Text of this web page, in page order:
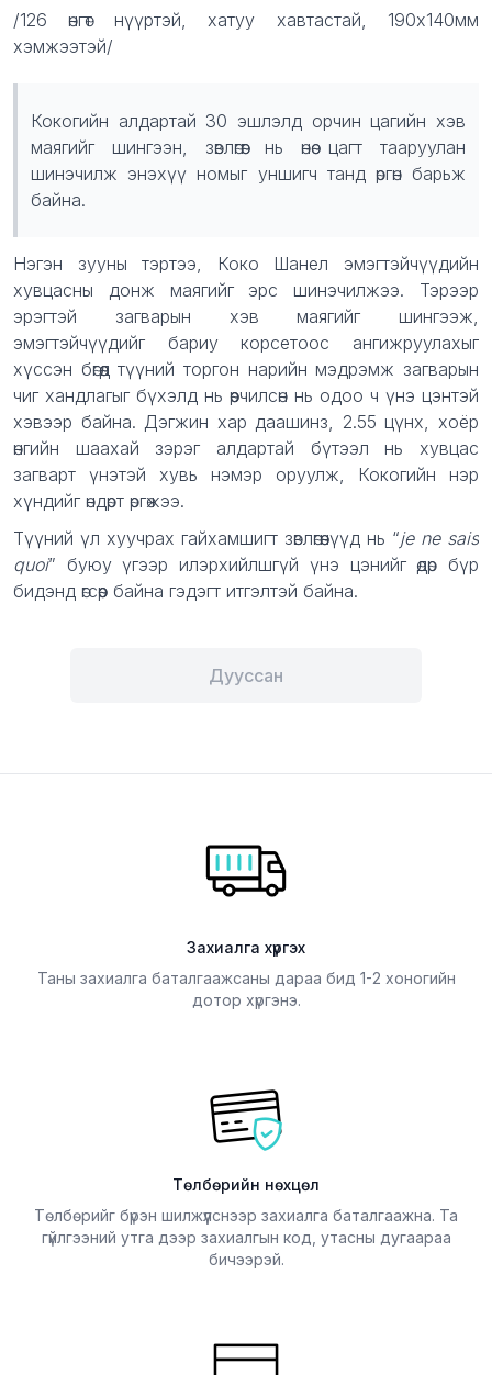
Description
/126 өнгөт нүүртэй, хатуу хавтастай, 190х140мм
хэмжээтэй/
Кокогийн алдартай 30 эшлэлд орчин цагийн хэв
маягийг шингээн, зөвлөгөөг нь өнөө цагт тааруулан
шинэчилж энэхүү номыг уншигч танд өргөн барьж
байна.
Нэгэн зууны тэртээ, Коко Шанел эмэгтэйчүүдийн
хувцасны донж маягийг эрс шинэчилжээ. Тэрээр
эрэгтэй загварын хэв маягийг шингээж,
эмэгтэйчүүдийг бариу корсетоос ангижруулахыг
хүссэн бөгөөд түүний торгон нарийн мэдрэмж загварын
чиг хандлагыг бүхэлд нь өөрчилсөн нь одоо ч үнэ цэнтэй
хэвээр байна. Дэгжин хар даашинз, 2.55 цүнх, хоёр
өнгийн шаахай зэрэг алдартай бүтээл нь хувцас
загварт үнэтэй хувь нэмэр оруулж, Кокогийн нэр
хүндийг өндөрт өргөжээ.
Түүний үл хуучрах гайхамшигт зөвлөгөөнүүд нь “je ne sais
quoi” буюу үгээр илэрхийлшгүй үнэ цэнийг өдөр бүр
бидэнд өгсөөр байна гэдэгт итгэлтэй байна.
Дууссан
Захиалга хүргэх
Таны захиалга баталгаажсаны дараа бид 1-2 хоногийн
дотор хүргэнэ.
Төлбөрийн нөхцөл
Төлбөрийг бүрэн шилжүүлснээр захиалга баталгаажна. Та
гүйлгээний утга дээр захиалгын код, утасны дугаараа
бичээрэй.